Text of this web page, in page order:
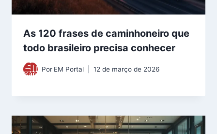
As 120 frases de caminhoneiro que
todo brasileiro precisa conhecer
Por EM Portal 12 de março de 2026